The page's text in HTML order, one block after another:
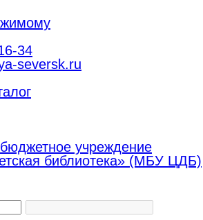
34
seversk.ru
учреждение
библиотека» (МБУ ЦДБ)